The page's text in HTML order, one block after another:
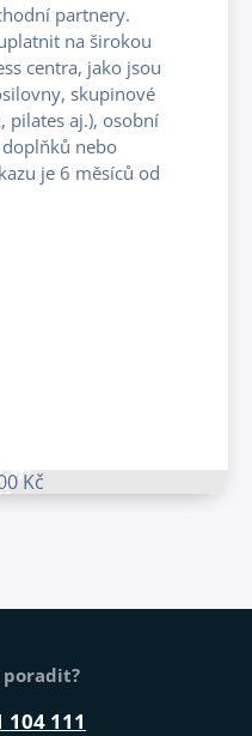
partnery.
na širokou
centra, jako jsou
skupinové
pilates aj.), osobní
nebo
je 6 měsíců od
104 111